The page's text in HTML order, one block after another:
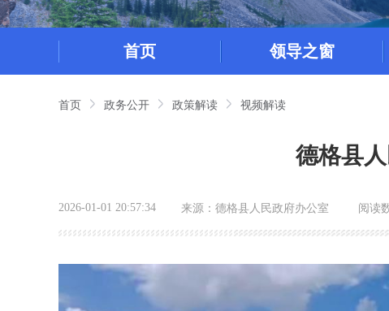
首页 领导之窗
首页 政务公开 政策解读 视频解读
德格县
2026-01-01 20:57:34 来源： 德格县人民政府办公室 阅读